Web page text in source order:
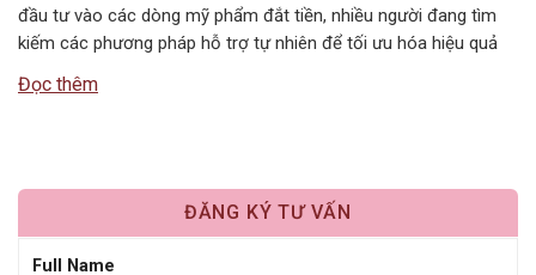
đầu tư vào các dòng mỹ phẩm đắt tiền, nhiều người đang tìm
kiếm các phương pháp hỗ trợ tự nhiên để tối ưu hóa hiệu quả
mang lại cảm…
Đọc thêm
ĐĂNG KÝ TƯ VẤN
Full Name